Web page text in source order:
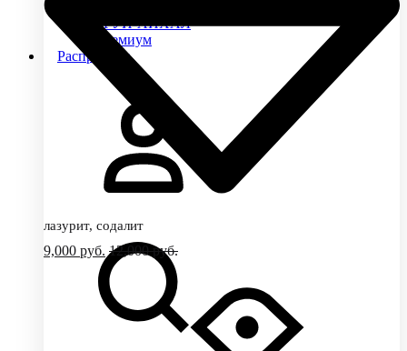
УРУЙ-АЙХАЛ
Премиум
Распродажа
лазурит, содалит
9,000 руб. 12,000руб.